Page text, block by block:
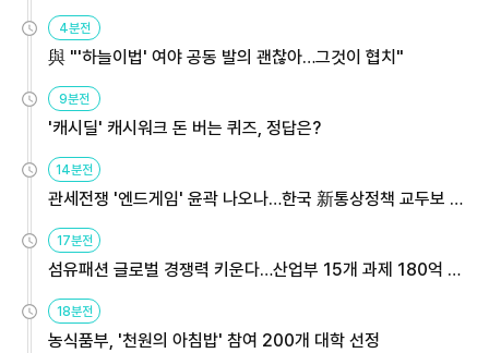
4분전
與 "'하늘이법' 여야 공동 발의 괜찮아…그것이 협치"
9분전
'캐시딜' 캐시워크 돈 버는 퀴즈, 정답은?
14분전
관세전쟁 '엔드게임' 윤곽 나오나…한국 新통상정책 교두보 활
용해야
17분전
섬유패션 글로벌 경쟁력 키운다…산업부 15개 과제 180억 지
원
18분전
농식품부, '천원의 아침밥' 참여 200개 대학 선정